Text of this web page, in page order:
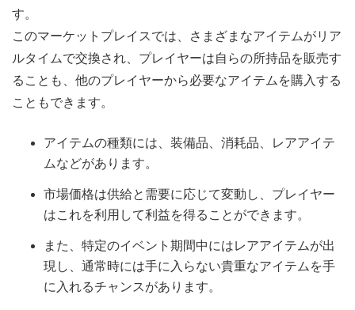
す。
このマーケットプレイスでは、さまざまなアイテムがリア
ルタイムで交換され、プレイヤーは自らの所持品を販売す
ることも、他のプレイヤーから必要なアイテムを購入する
こともできます。
アイテムの種類には、装備品、消耗品、レアアイテ
ムなどがあります。
市場価格は供給と需要に応じて変動し、プレイヤー
はこれを利用して利益を得ることができます。
また、特定のイベント期間中にはレアアイテムが出
現し、通常時には手に入らない貴重なアイテムを手
に入れるチャンスがあります。